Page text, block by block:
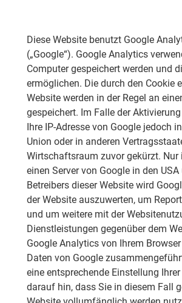
Diese Website benutzt Google
(„Google“). Google Analytics
Computer gespeichert werden und
ermöglichen. Die durch den Cookie
Website werden in der Regel an
gespeichert. Im Falle der
Ihre IP-Adresse von Google jedoch
Union oder in anderen
Wirtschaftsraum zuvor gekürzt.
einen Server von Google in den
Betreibers dieser Website wird
der Website auszuwerten, um
und um weitere mit der
Dienstleistungen gegenüber dem
Google Analytics von Ihrem
Daten von Google
eine entsprechende Einstellung
darauf hin, dass Sie in diesem Fall